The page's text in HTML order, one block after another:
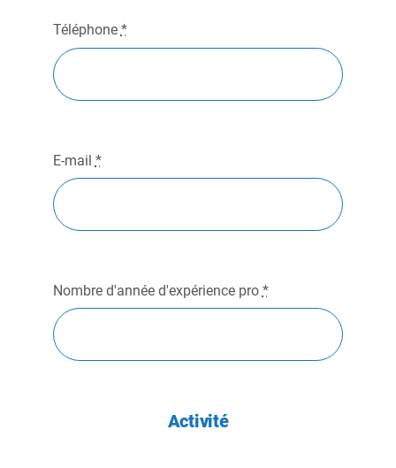
Téléphone *
E-mail *
Nombre d'année d'expérience pro *
Activité